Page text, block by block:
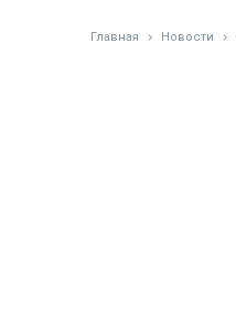
Главная Новости